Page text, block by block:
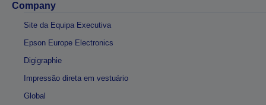
Company
Site da Equipa Executiva
Epson Europe Electronics
Digigraphie
Impressão direta em vestuário
Global